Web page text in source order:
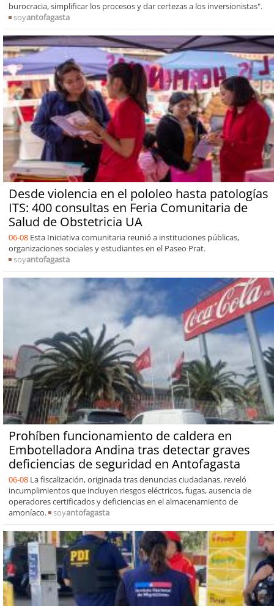
burocracia, simplificar los procesos y dar certezas a los inversionistas".
soyantofagasta
Desde violencia en el pololeo hasta patologías
ITS: 400 consultas en Feria Comunitaria de
Salud de Obstetricia UA
06-08 Esta Iniciativa comunitaria reunió a instituciones públicas,
organizaciones sociales y estudiantes en el Paseo Prat.
soyantofagasta
Prohíben funcionamiento de caldera en
Embotelladora Andina tras detectar graves
deficiencias de seguridad en Antofagasta
06-08 La fiscalización, originada tras denuncias ciudadanas, reveló
incumplimientos que incluyen riesgos eléctricos, fugas, ausencia de
operadores certificados y deficiencias en el almacenamiento de
amoníaco.
soyantofagasta